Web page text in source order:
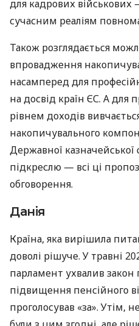
для кадрових військових
сучасним реаліям
Також розглядається
впровадження
насамперед для
на досвід країн ЄС. А для
рівнем доходів
накопичувального
Державної
підкреслю — всі ці
обговорення.
Данія
Країна, яка вирішила
доволі рішуче. У травні
парламент ухвалив закон
підвищення пенсійного
проголосував «за». Утім,